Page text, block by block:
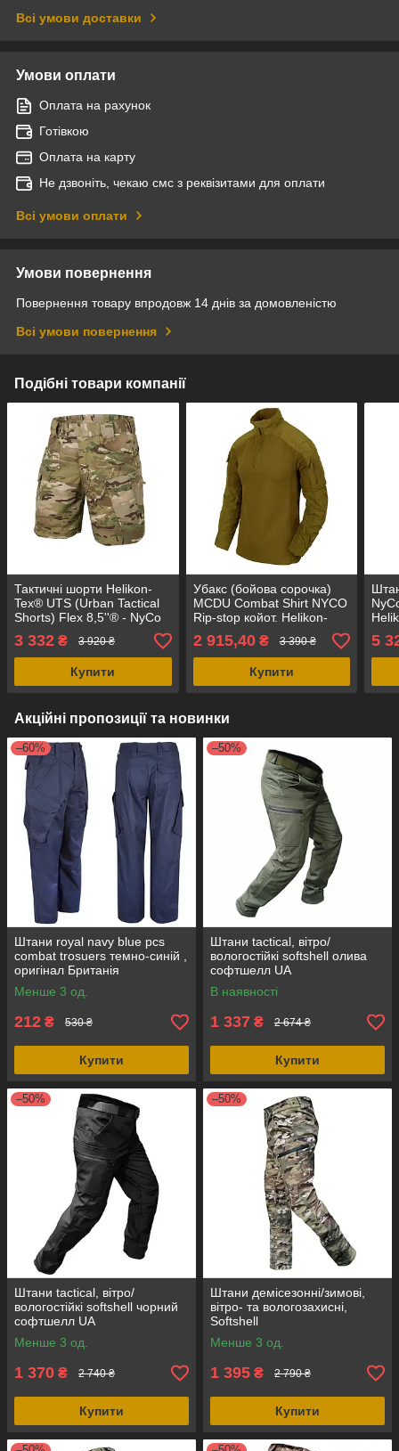
Всі умови доставки
Умови оплати
Оплата на рахунок
Готівкою
Оплата на карту
Не дзвоніть, чекаю смс з реквізитами для оплати
Всі умови оплати
Умови повернення
Повернення товару впродовж 14 днів за домовленістю
Всі умови повернення
Подібні товари компанії
Тактичні шорти Helikon-
Tex® UTS (Urban Tactical
Shorts) Flex 8,5''® - NyCo
Ripstop, Multicam
3 332 ₴ 3 920 ₴
Купити
Убакс (бойова сорочка)
MCDU Combat Shirt NYCO
Rip-stop койот. Helikon-
Tex®
2 915,40₴ 3 390 ₴
Купити
5
Акційні пропозиції та новинки
–60%
Штани royal navy blue pcs
combat trosuers темно-синій ,
оригінал Британія
Менше 3 од.
212 ₴ 530 ₴
Купити
–50%
Штани tactical, вітро/
вологостійкі softshell олива
софтшелл UA
В наявності
1 337 ₴ 2 674 ₴
Купити
–50%
Штани tactical, вітро/
вологостійкі softshell чорний
софтшелл UA
Менше 3 од.
1 370 ₴ 2 740 ₴
Купити
–50%
Штани демісезонні/зимові,
вітро- та вологозахисні,
Softshell
Менше 3 од.
1 395 ₴ 2 790 ₴
Купити